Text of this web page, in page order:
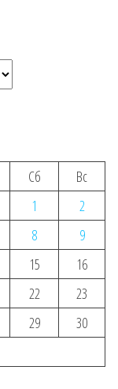
Сб
Вс
1
2
8
9
15
16
22
23
29
30